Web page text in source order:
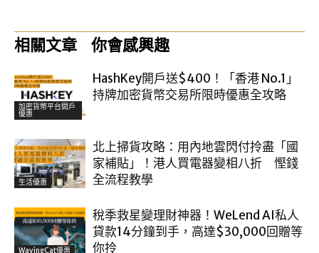
相關文章 你會感興趣
加密貨幣平台開戶
優惠
HashKey開戶送$400！「香港 No.1」
持牌加密貨幣交易所限時優惠全攻略
生活優惠
北上掃貨攻略：用內地雲閃付拎盡「國
家補貼」！港人買電器變相八折 慳錢
全流程教學
WavingCat優惠
稅季救星變理財神器！WeLend AI私人
貸款14分鐘到手，高達$30,000回贈等
你拎